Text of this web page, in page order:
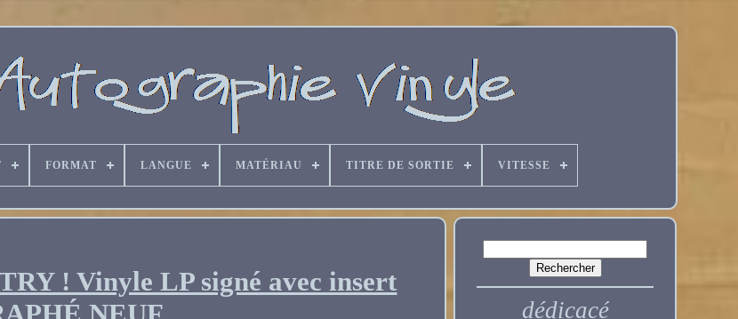
FORMAT LANGUE MATÉRIAU TITRE DE SORTIE VITESSE
! Vinyle LP signé avec insert
dédicacé